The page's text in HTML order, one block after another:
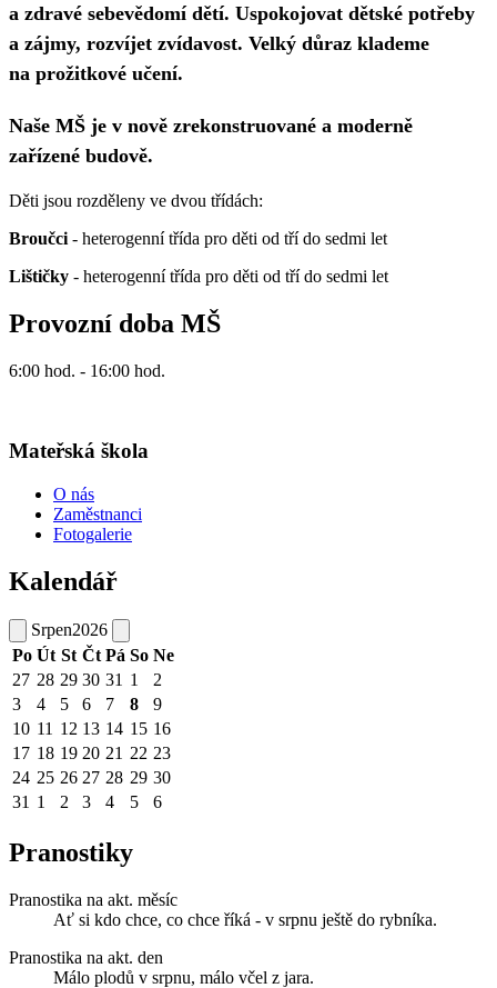
a zdravé sebevědomí dětí. Uspokojovat dětské potřeby
a zájmy, rozvíjet zvídavost. Velký důraz klademe
na prožitkové učení.
Naše MŠ je v nově zrekonstruované a moderně
zařízené budově.
Děti jsou rozděleny ve dvou třídách:
Broučci - heterogenní třída pro děti od tří do sedmi let
Lištičky - heterogenní třída pro děti od tří do sedmi let
Provozní doba MŠ
6:00 hod. - 16:00 hod.
Mateřská škola
O nás
Zaměstnanci
Fotogalerie
Kalendář
Srpen2026
Po Út St Čt Pá So Ne
27 28 29 30 31 1
2
3
4 5 6 7 8
9
10 11 12 13 14 15 16
17 18 19 20 21 22 23
24 25 26 27 28 29 30
31 1 2 3 4 5 6
Pranostiky
Pranostika na akt. měsíc
Ať si kdo chce, co chce říká - v srpnu ještě do rybníka.
Pranostika na akt. den
Málo plodů v srpnu, málo včel z jara.